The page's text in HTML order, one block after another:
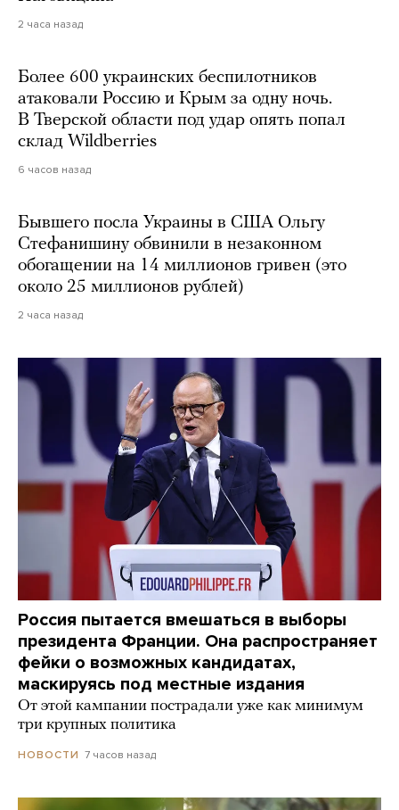
2 часа назад
Более 600 украинских беспилотников
атаковали Россию и Крым за одну ночь.
В Тверской области под удар опять попал
склад Wildberries
6 часов назад
Бывшего посла Украины в США Ольгу
Стефанишину обвинили в незаконном
обогащении на 14 миллионов гривен (это
около 25 миллионов рублей)
2 часа назад
Россия пытается вмешаться в выборы
президента Франции. Она распространяет
фейки о возможных кандидатах,
маскируясь под местные издания
От этой кампании пострадали уже как минимум
три крупных политика
НОВОСТИ 7 часов назад